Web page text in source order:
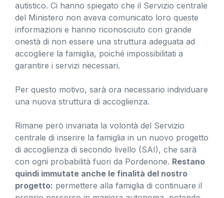
autistico. Ci hanno spiegato che il Servizio centrale
del Ministero non aveva comunicato loro queste
informazioni e hanno riconosciuto con grande
onestà di non essere una struttura adeguata ad
accogliere la famiglia, poiché impossibilitati a
garantire i servizi necessari.
Per questo motivo, sarà ora necessario individuare
una nuova struttura di accoglienza.
Rimane però invariata la volontà del Servizio
centrale di inserire la famiglia in un nuovo progetto
di accoglienza di secondo livello (SAI), che sarà
con ogni probabilità fuori da Pordenone. Restano
quindi immutate anche le finalità del nostro
progetto: permettere alla famiglia di continuare il